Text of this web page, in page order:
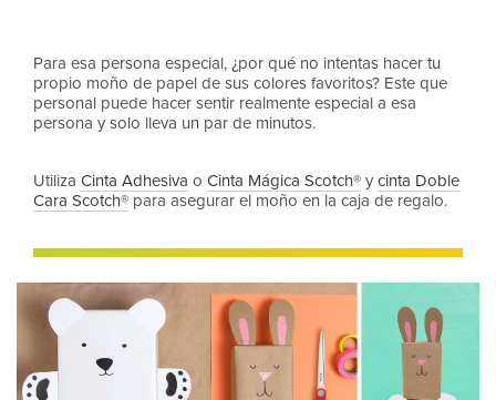
Para esa persona especial, ¿por qué no intentas hacer tu
propio moño de papel de sus colores favoritos? Este que
personal puede hacer sentir realmente especial a esa
persona y solo lleva un par de minutos.
Utiliza Cinta Adhesiva o Cinta Mágica Scotch® y cinta Doble
Cara Scotch® para asegurar el moño en la caja de regalo.